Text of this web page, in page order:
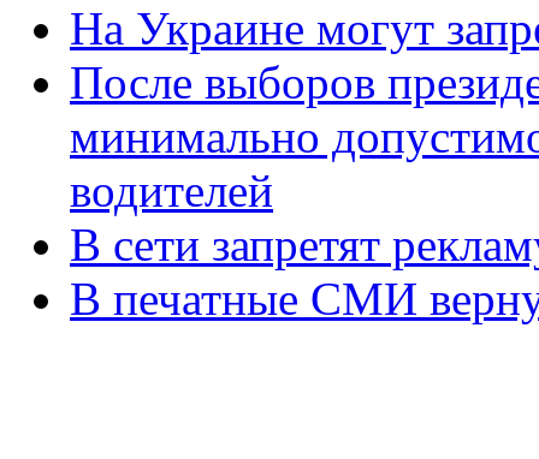
На Украине могут
После выборов
минимально
водителей
В сети запретят
В печатные СМИ